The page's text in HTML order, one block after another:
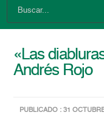
«Las
Andrés Rojo
PUBLICADO : 31